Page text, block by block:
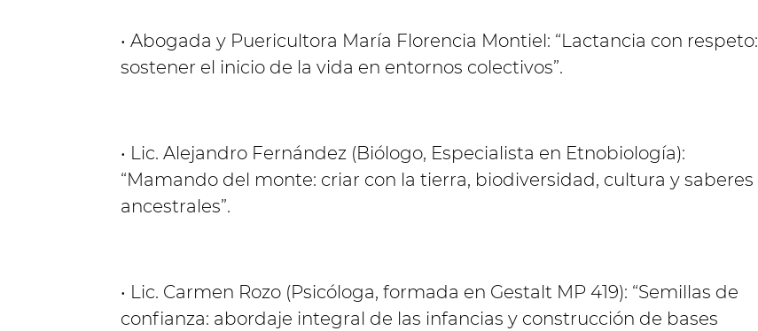
• Abogada y Puericultora María Florencia Montiel: “Lactancia con respeto:
sostener el inicio de la vida en entornos colectivos”.
• Lic. Alejandro Fernández (Biólogo, Especialista en Etnobiología):
“Mamando del monte: criar con la tierra, biodiversidad, cultura y saberes
ancestrales”.
• Lic. Carmen Rozo (Psicóloga, formada en Gestalt MP 419): “Semillas de
confianza: abordaje integral de las infancias y construcción de bases